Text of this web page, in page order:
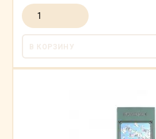
В КОРЗИНУ